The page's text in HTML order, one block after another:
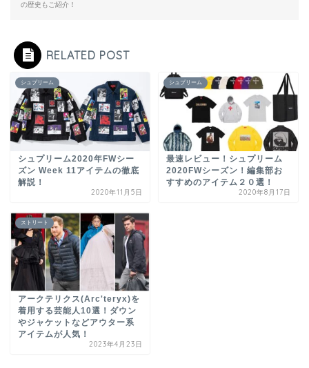
の歴史もご紹介！
RELATED POST
シュプリーム
シュプリーム2020年FWシー
ズン Week 11アイテムの徹底
解説！
2020年11月5日
シュプリーム
最速レビュー！シュプリーム
2020FWシーズン！編集部お
すすめのアイテム２０選！
2020年8月17日
ストリート
アークテリクス(Arc'teryx)を
着用する芸能人10選！ダウン
やジャケットなどアウター系
アイテムが人気！
2023年4月23日